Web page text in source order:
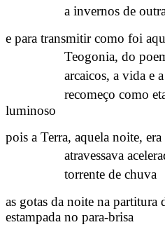
a invernos de
e para transmitir como foi
Teogonia, do
arcaicos, a vida e
recomeço como
luminoso
pois a Terra, aquela noite,
atravessava
torrente de chuva
as gotas da noite na partitura
estampada no para-brisa